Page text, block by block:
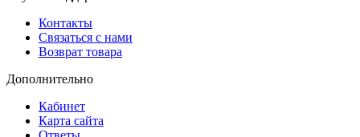
Контакты
Связаться с нами
Возврат товара
Дополнительно
Кабинет
Карта сайта